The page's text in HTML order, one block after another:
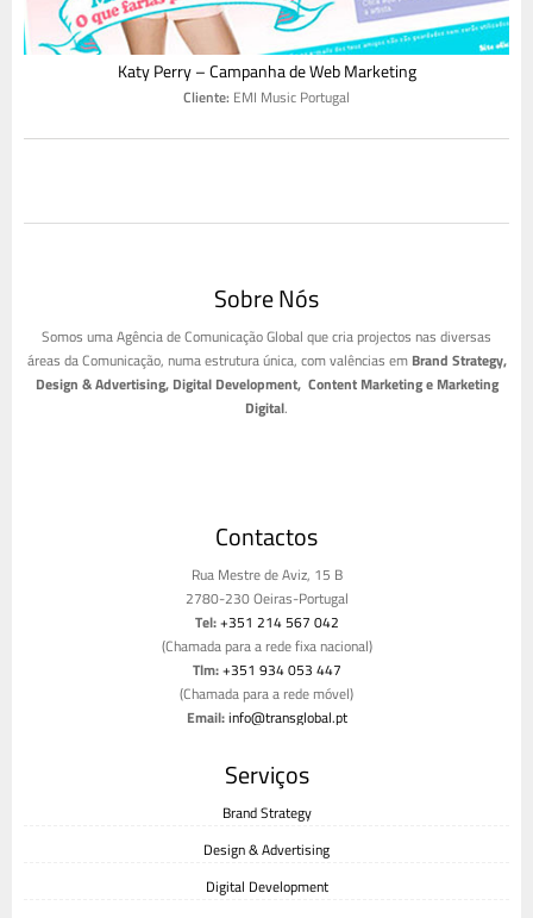
Katy Perry – Campanha de Web Marketing
Cliente: EMI Music Portugal
Sobre Nós
Somos uma Agência de Comunicação Global que cria projectos nas diversas
áreas da Comunicação, numa estrutura única, com valências em Brand Strategy,
Design & Advertising, Digital Development, Content Marketing e Marketing
Digital.
Contactos
Rua Mestre de Aviz, 15 B
2780-230 Oeiras-Portugal
Tel:+351 214 567 042
(Chamada para a rede fixa nacional)
Tlm:+351 934 053 447
(Chamada para a rede móvel)
Email:info@transglobal.pt
Serviços
Brand Strategy
Design & Advertising
Digital Development